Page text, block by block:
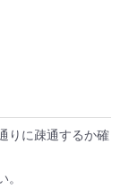
りに疎通するか確
。